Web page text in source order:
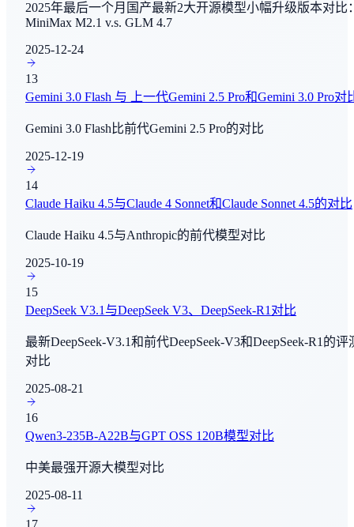
Happy Horse
By
ByGoogle Deep Mind
τ²-Bench
数学推理
FrontierMath - Tier 4
数学推理
多模态理解
编程与软件工程
SWE-Bench Pro - Commercial
Agent能力评测
指令跟随
AI Agent - 信息收集
2025年最后一个月国产最新2大开源模型小幅升级版本对比
MiniMax M2.1 v.s. GLM 4.7
2025-12-24
13
Gemini 3.0 Flash 与 上一代Gemini 2.5 Pro和Gemini 3.0 Pro对
Gemini 3.0 Flash比前代Gemini 2.5 Pro的对比
2025-12-19
14
Claude Haiku 4.5与Claude 4 Sonnet和Claude Sonnet 4.5的对比
Claude Haiku 4.5与Anthropic的前代模型对比
2025-10-19
15
DeepSeek V3.1与DeepSeek V3、DeepSeek-R1对比
最新DeepSeek-V3.1和前代DeepSeek-V3和DeepSeek-R1的评
对比
2025-08-21
16
Qwen3-235B-A22B与GPT OSS 120B模型对比
中美最强开源大模型对比
2025-08-11